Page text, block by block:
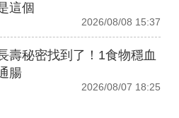
這個
2026/08/08 15:37
壽秘密找到了！1食物穩血
腸
2026/08/07 18:25